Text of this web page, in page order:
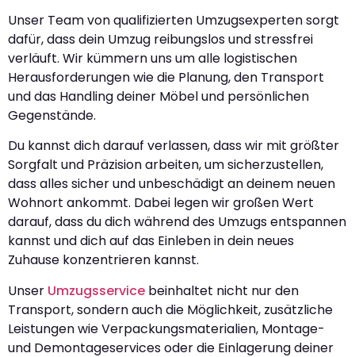
Unser Team von qualifizierten Umzugsexperten sorgt
dafür, dass dein Umzug reibungslos und stressfrei
verläuft. Wir kümmern uns um alle logistischen
Herausforderungen wie die Planung, den Transport
und das Handling deiner Möbel und persönlichen
Gegenstände.
Du kannst dich darauf verlassen, dass wir mit größter
Sorgfalt und Präzision arbeiten, um sicherzustellen,
dass alles sicher und unbeschädigt an deinem neuen
Wohnort ankommt. Dabei legen wir großen Wert
darauf, dass du dich während des Umzugs entspannen
kannst und dich auf das Einleben in dein neues
Zuhause konzentrieren kannst.
Unser Umzugsservice beinhaltet nicht nur den
Transport, sondern auch die Möglichkeit, zusätzliche
Leistungen wie Verpackungsmaterialien, Montage-
und Demontageservices oder die Einlagerung deiner